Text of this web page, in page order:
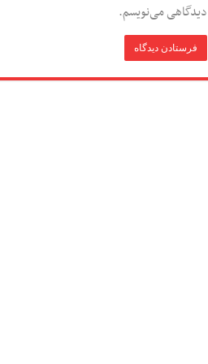
دیدگاهی می‌نویسم.